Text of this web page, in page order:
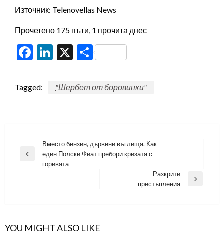
Източник: Telenovellas News
Прочетено 175 пъти, 1 прочита днес
Facebook
LinkedIn
X Share
Tagged: "Шербет от боровинки"
Навигация
Previous
Вместо бензин, дървени въглища. Как
един Полски Фиат пребори кризата с
горивата
Разкрити
престъпления
YOU MIGHT ALSO LIKE